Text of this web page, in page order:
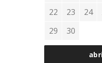
22
23 24
29
30